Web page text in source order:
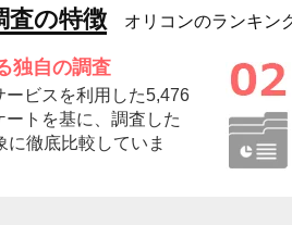
査の特徴 オリコンのランキン
独自の調査
ービスを利用した5,476
トを基に、調査した
に徹底比較していま